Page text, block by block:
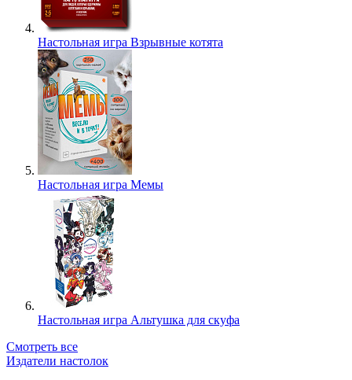
Настольная игра Взрывные котята
Настольная игра Мемы
Настольная игра Альтушка для скуфа
Смотреть все
Издатели настолок